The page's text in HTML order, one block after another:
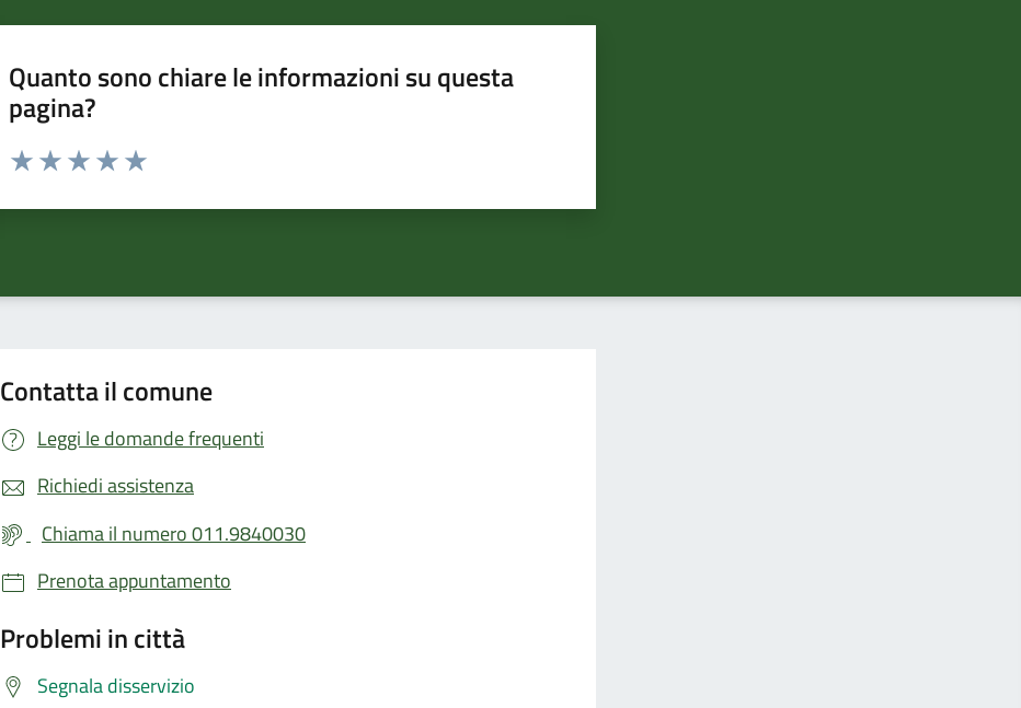
Quanto sono chiare le informazioni su questa
pagina?
Valuta da 1 a 5 stelle la pagina
Contatta il comune
Leggi le domande frequenti
Richiedi assistenza
Chiama il numero 011.9840030
Prenota appuntamento
Problemi in città
Segnala disservizio